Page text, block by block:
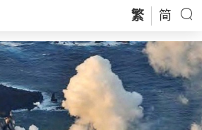
繁 简